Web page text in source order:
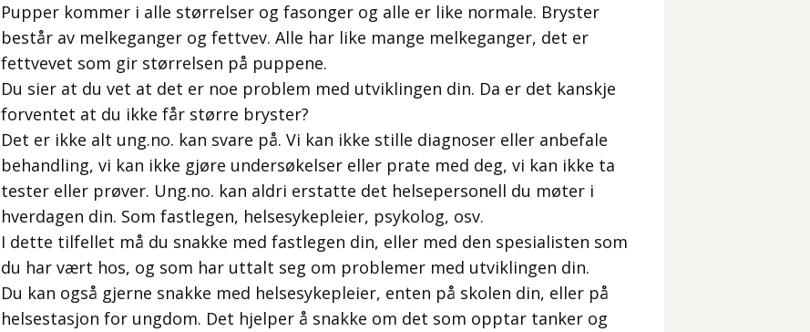
Pupper kommer i alle størrelser og fasonger og alle er like normale. Bryster
består av melkeganger og fettvev. Alle har like mange melkeganger, det er
fettvevet som gir størrelsen på puppene.
Du sier at du vet at det er noe problem med utviklingen din. Da er det kanskje
forventet at du ikke får større bryster?
Det er ikke alt ung.no. kan svare på. Vi kan ikke stille diagnoser eller anbefale
behandling, vi kan ikke gjøre undersøkelser eller prate med deg, vi kan ikke ta
tester eller prøver. Ung.no. kan aldri erstatte det helsepersonell du møter i
hverdagen din. Som fastlegen, helsesykepleier, psykolog, osv.
I dette tilfellet må du snakke med fastlegen din, eller med den spesialisten som
du har vært hos, og som har uttalt seg om problemer med utviklingen din.
Du kan også gjerne snakke med helsesykepleier, enten på skolen din, eller på
helsestasjon for ungdom. Det hjelper å snakke om det som opptar tanker og